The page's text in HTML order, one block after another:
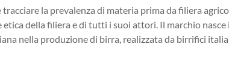
tracciare la prevalenza di materia prima da filiera
della filiera e di tutti i suoi attori. Il marchio nasce
nella produzione di birra, realizzata da birrifici